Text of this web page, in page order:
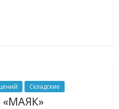
Складские
«МАЯК»